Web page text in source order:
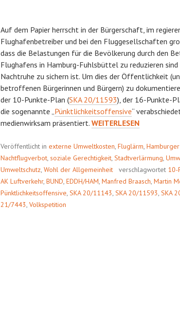
Auf dem Papier herrscht in der Bürgerschaft, im
Flughafenbetreiber und bei den Fluggesellschaften
dass die Belastungen für die Bevölkerung durch den
Flughafens in Hamburg-Fuhlsbüttel zu reduzieren sind
Nachtruhe zu sichern ist. Um dies der Öffentlichkeit
betroffenen Bürgerinnen und Bürgern) zu
der 10-Punkte-Plan (SKA 20/11593), der 16-Punkte-
die sogenannte „Pünktlichkeitsoffensive“
medienwirksam präsentiert. GUTE
„HELMUT“
!
WEITERLESEN
Veröffentlicht in externe Umweltkosten, Fluglärm,
Nachtflugverbot, soziale Gerechtigkeit, Stadtverlärmung,
Umweltschutz, Wohl der Allgemeinheit verschlagwortet 10-
AK Luftverkehr, BUND, EDDH/HAM, Manfred Braasch, Martin
Pünktlichkeitsoffensive, SKA 20/11143, SKA 20/11593, SKA
21/7443, Volkspetition